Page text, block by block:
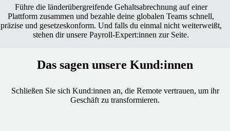
Führe die länderübergreifende Gehaltsabrechnung auf einer
Plattform zusammen und bezahle deine globalen Teams schnell,
präzise und gesetzeskonform. Und falls du einmal nicht weiterweißt,
stehen dir unsere Payroll-Expert:innen zur Seite.
Das sagen unsere Kund:innen
Schließen Sie sich Kund:innen an, die Remote vertrauen, um ihr
Geschäft zu transformieren.